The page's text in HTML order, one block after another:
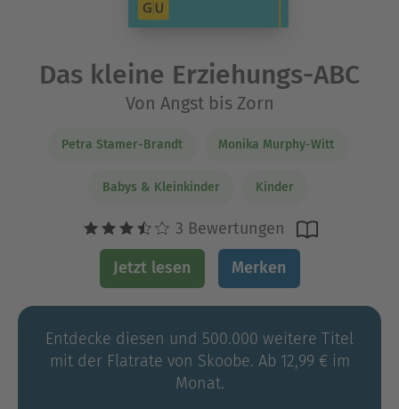
Das kleine Erziehungs-ABC
Von Angst bis Zorn
Petra Stamer-Brandt Monika Murphy-Witt
Babys & Kleinkinder Kinder
3 Bewertungen
Jetzt lesen Merken
Entdecke diesen und 500.000 weitere Titel
mit der Flatrate von Skoobe. Ab 12,99 € im
Monat.